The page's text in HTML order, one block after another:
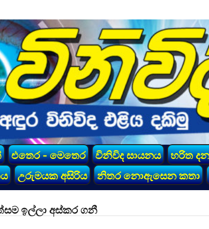
එතෙර - මෙතෙර විනිවිද සායනය හරිත
උරුමයක අසිරිය නිතර නොඇසෙන කතා
ඉල්ලා අස්කර ගනී